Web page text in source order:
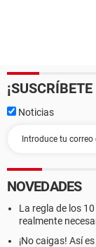
Noticias
NOVEDADES
La regla de los
realmente
¡No caigas! Así